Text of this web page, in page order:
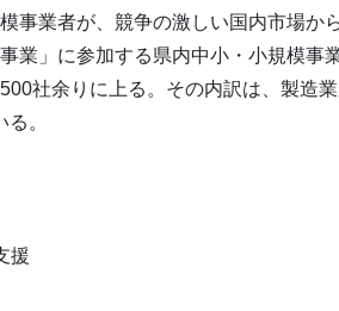
事業者が、競争の激しい国内市場か
業」に参加する県内中小・小規模事
社余りに上る。その内訳は、製造
。
容
援